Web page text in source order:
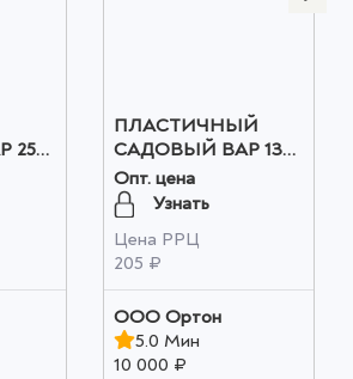
ПЛАСТИЧНЫЙ
САДОВЫЙ ВАР 135г
оптом
Опт. цена
Узнать
Цена РРЦ
205 ₽
ООО Ортон
5.0 Мин
10 000 ₽